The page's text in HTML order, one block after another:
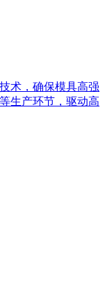
术，确保模具高强
生产环节，驱动高